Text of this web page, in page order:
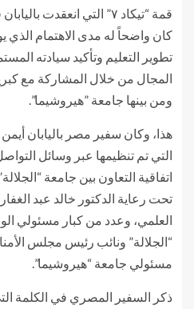
كان واضحاً له مدى الاهتمام الذي
تطوير التعليم وتأكيد سيادته
المجال من خلال المشاركة مع
ومن بينها جامعة ”هيروشيما”.
هذا، وكان سفير مصر باليابان
التي تم تنظيمها عبر وسائل
اتفاقية التعاون بين جامعة
تحت رعاية الدكتور خالد عبد
العلمي، وعدد من كبار مسئولي
“الجلالة” ونائب رئيس مجلس
مسئولي جامعة “هيروشيما”.
ذكر السفير المصري في الكلمة